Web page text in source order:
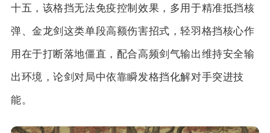
十五，该格挡无法免疫控制效果，多用于精准抵挡核
弹、金龙剑这类单段高额伤害招式，轻羽格挡核心作
用在于打断落地僵直，配合高频剑气输出维持安全输
出环境，论剑对局中依靠瞬发格挡化解对手突进技
能。